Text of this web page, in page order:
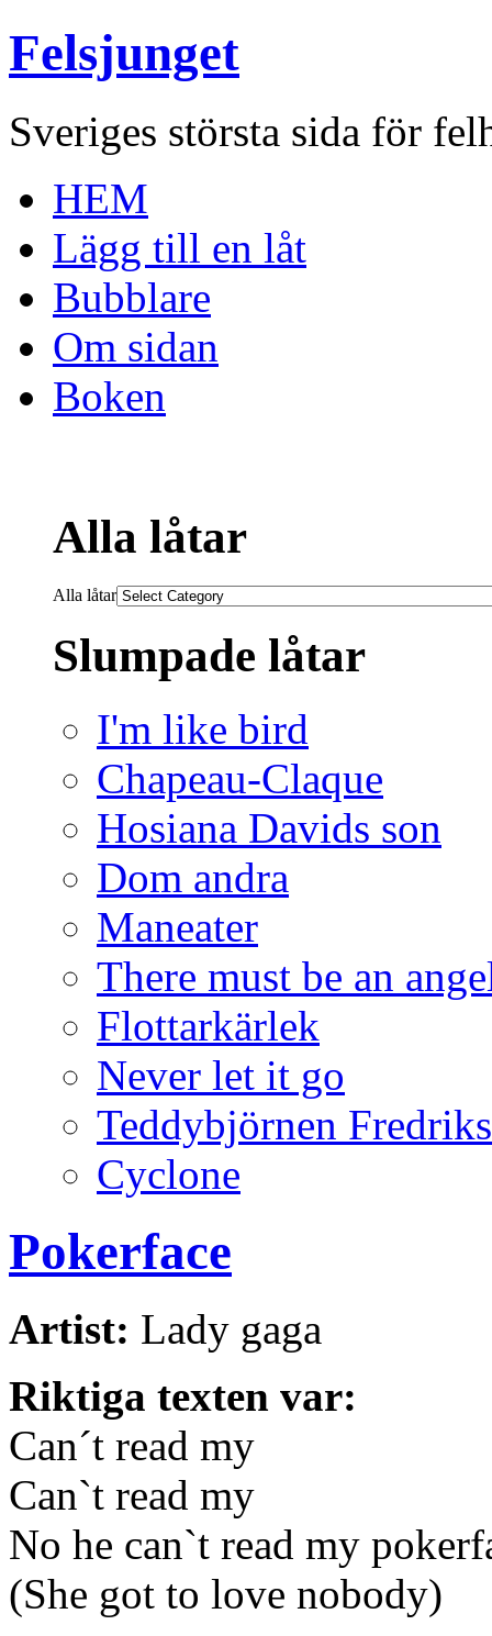
Felsjunget
Sveriges största sida för
HEM
Lägg till en låt
Bubblare
Om sidan
Boken
Alla låtar
Alla låtar
Slumpade låtar
I'm like bird
Chapeau-Claque
Hosiana Davids son
Dom andra
Maneater
There must be an
Flottarkärlek
Never let it go
Teddybjörnen
Cyclone
Pokerface
Artist: Lady gaga
Riktiga texten var:
Can´t read my
Can`t read my
No he can`t read my
(She got to love nobody)